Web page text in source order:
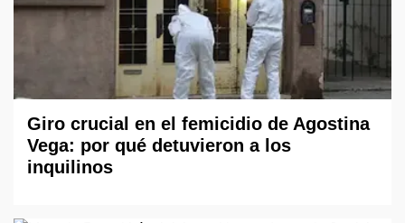
Giro crucial en el femicidio de Agostina
Vega: por qué detuvieron a los
inquilinos